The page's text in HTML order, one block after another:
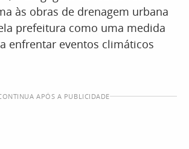
às obras de drenagem urbana
prefeitura como uma medida
enfrentar eventos climáticos
APÓS A PUBLICIDADE